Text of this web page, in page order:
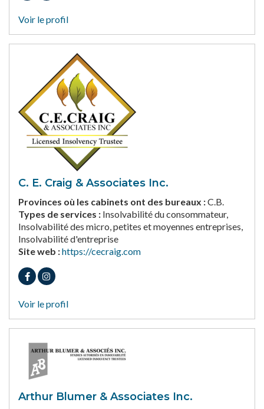
Voir le profil
C. E. Craig & Associates Inc.
Provinces où les cabinets ont des bureaux :C.B.
Types de services : Insolvabilité du consommateur,
Insolvabilité des micro, petites et moyennes entreprises,
Insolvabilité d'entreprise
Site web :https://cecraig.com
Voir le profil
Arthur Blumer & Associates Inc.